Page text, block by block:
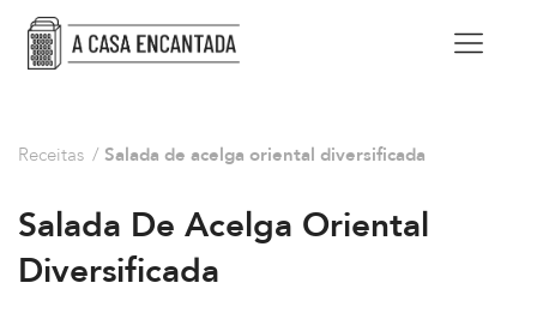
Receitas / Salada de acelga oriental diversificada
Salada De Acelga Oriental
Diversificada